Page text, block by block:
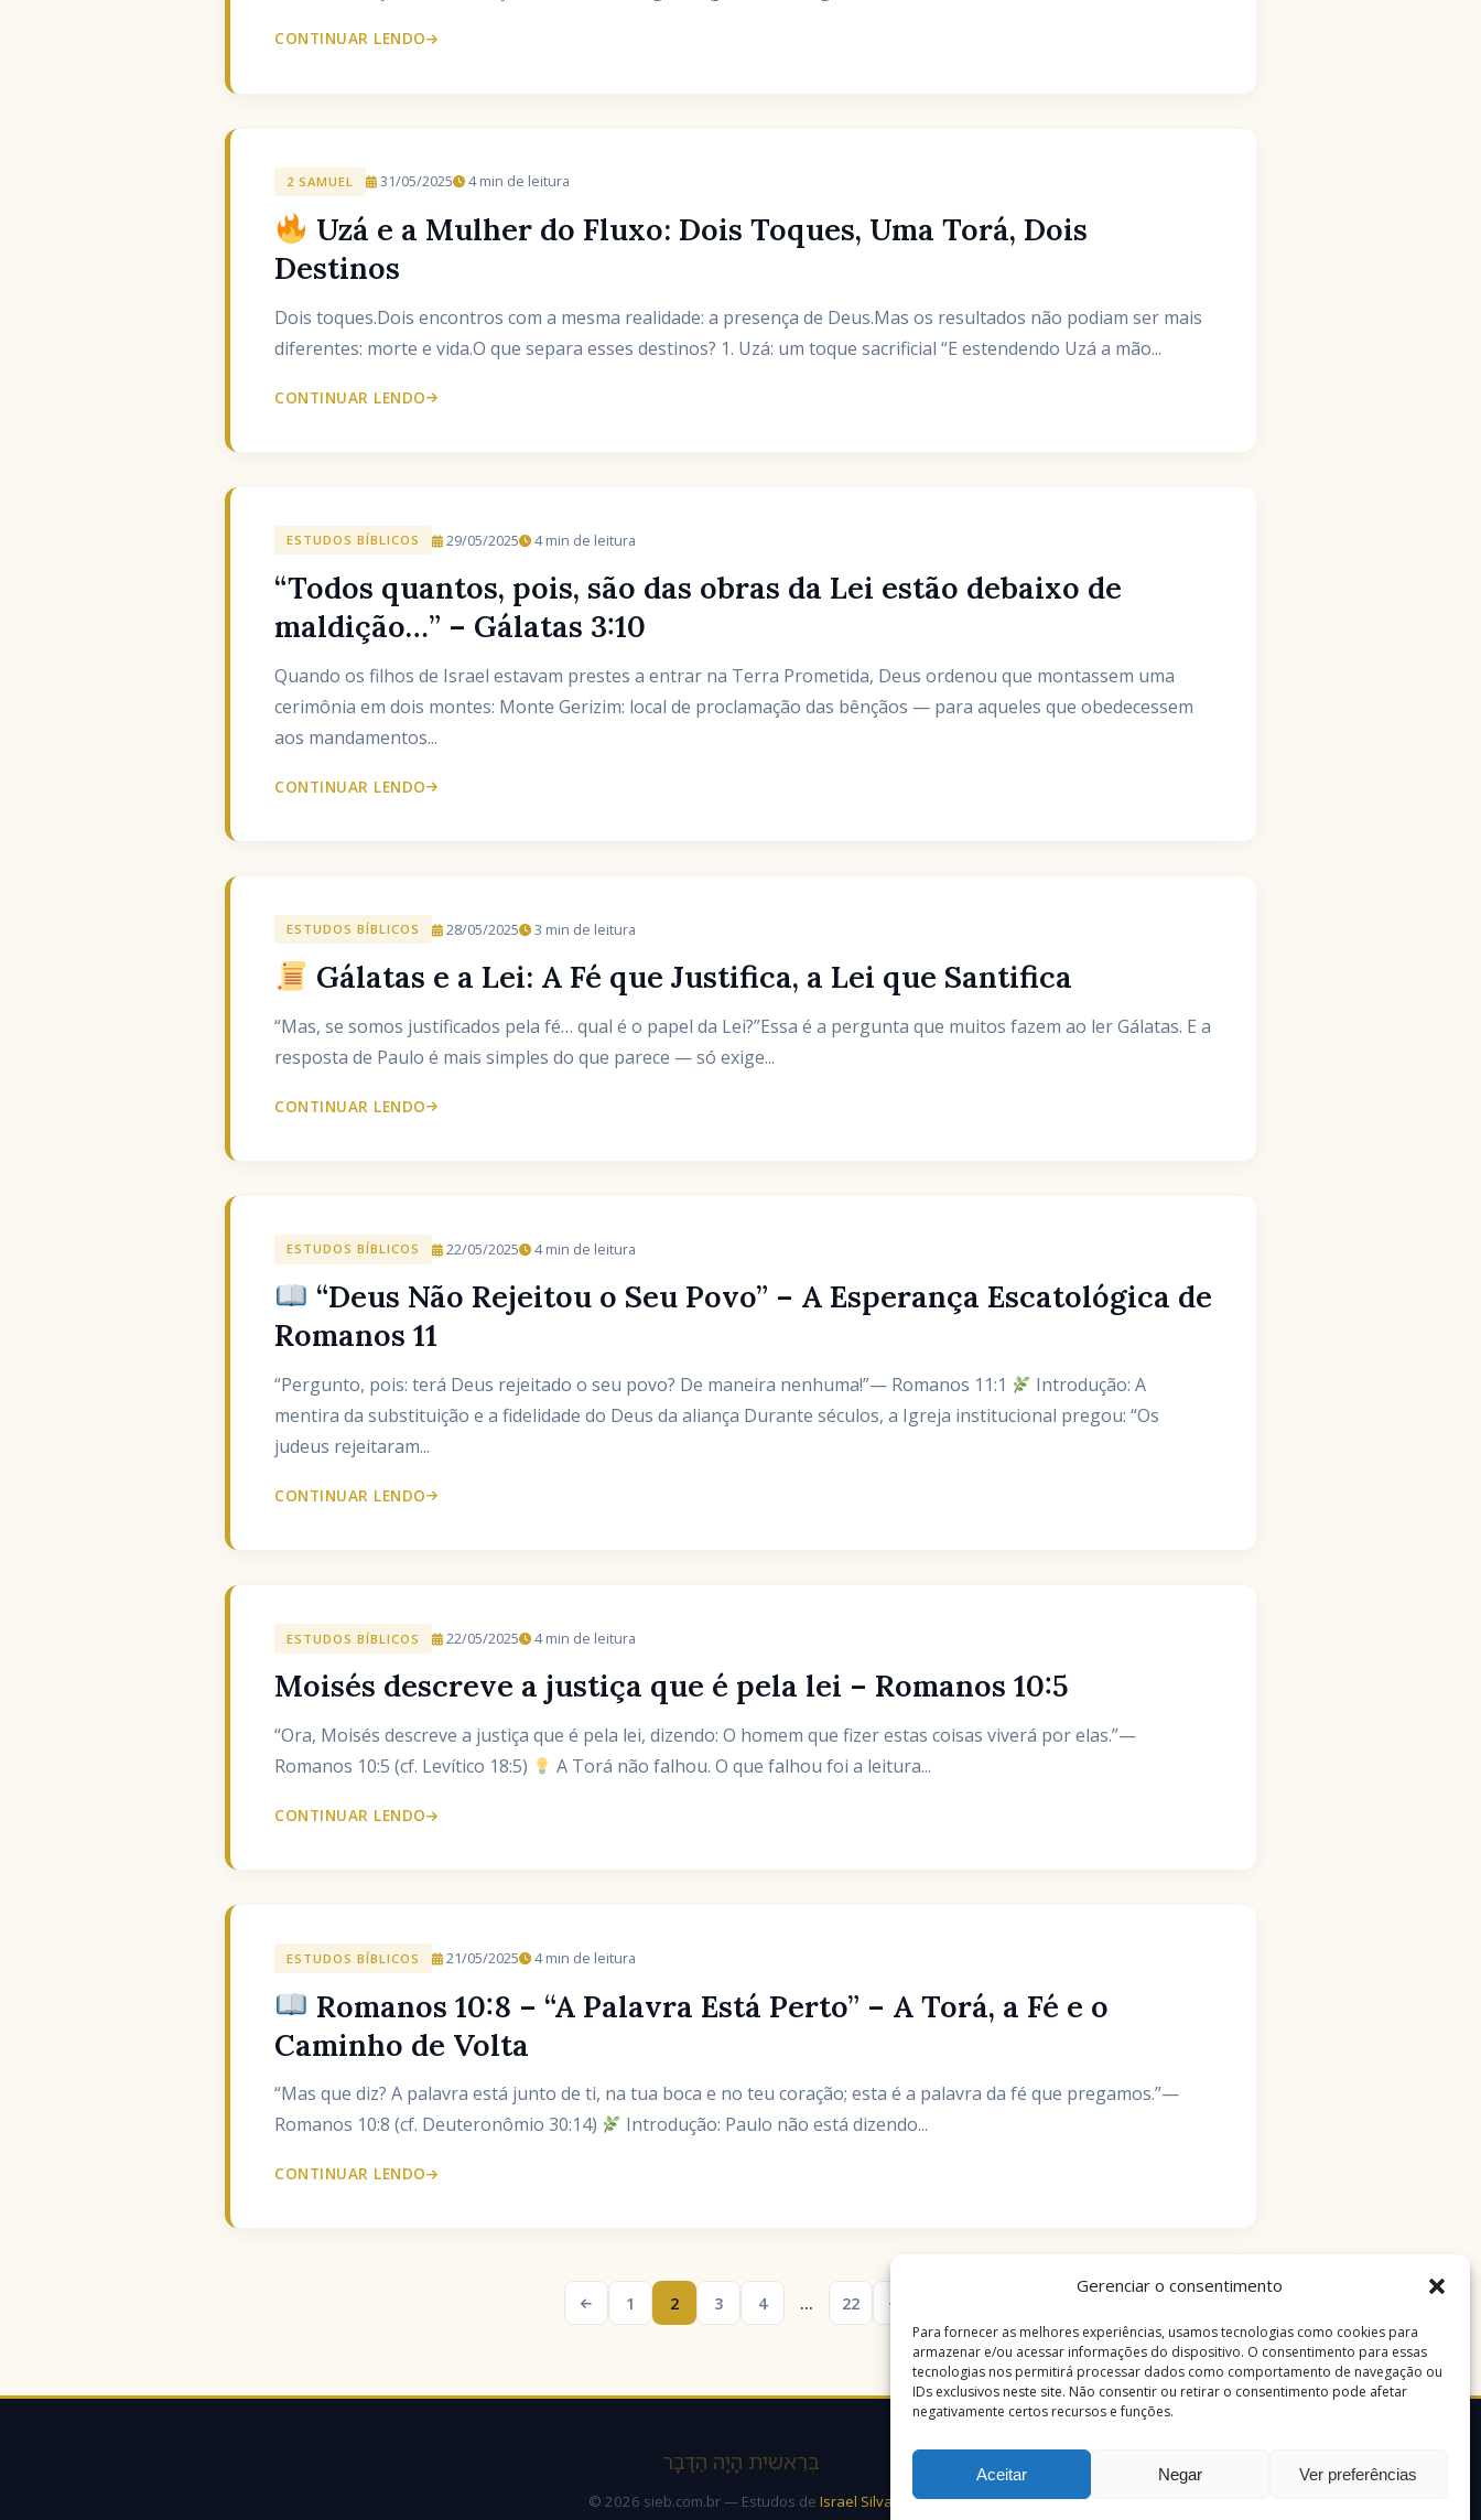
Gerenciar o consentimento
Para fornecer as melhores experiências, usamos tecnologias como cookies para
armazenar e/ou acessar informações do dispositivo. O consentimento para essas
tecnologias nos permitirá processar dados como comportamento de navegação ou
IDs exclusivos neste site. Não consentir ou retirar o consentimento pode afetar
negativamente certos recursos e funções.
Aceitar Negar Ver preferências
CONTINUAR LENDO
2 SAMUEL 31/05/2025 4 min de leitura
Uzá e a Mulher do Fluxo: Dois Toques, Uma Torá, Dois
Destinos
Dois toques.Dois encontros com a mesma realidade: a presença de Deus.Mas os resultados não podiam ser mais
diferentes: morte e vida.O que separa esses destinos? 1. Uzá: um toque sacrificial “E estendendo Uzá a mão...
CONTINUAR LENDO
ESTUDOS BÍBLICOS 29/05/2025 4 min de leitura
“Todos quantos, pois, são das obras da Lei estão debaixo de
maldição…” – Gálatas 3:10
Quando os filhos de Israel estavam prestes a entrar na Terra Prometida, Deus ordenou que montassem uma
cerimônia em dois montes: Monte Gerizim: local de proclamação das bênçãos — para aqueles que obedecessem
aos mandamentos...
CONTINUAR LENDO
ESTUDOS BÍBLICOS 28/05/2025 3 min de leitura
Gálatas e a Lei: A Fé que Justifica, a Lei que Santifica
“Mas, se somos justificados pela fé… qual é o papel da Lei?”Essa é a pergunta que muitos fazem ao ler Gálatas. E a
resposta de Paulo é mais simples do que parece — só exige...
CONTINUAR LENDO
ESTUDOS BÍBLICOS 22/05/2025 4 min de leitura
“Deus Não Rejeitou o Seu Povo” – A Esperança Escatológica de
Romanos 11
“Pergunto, pois: terá Deus rejeitado o seu povo? De maneira nenhuma!”— Romanos 11:1
Introdução: A
mentira da substituição e a fidelidade do Deus da aliança Durante séculos, a Igreja institucional pregou: “Os
judeus rejeitaram...
CONTINUAR LENDO
ESTUDOS BÍBLICOS 22/05/2025 4 min de leitura
Moisés descreve a justiça que é pela lei – Romanos 10:5
“Ora, Moisés descreve a justiça que é pela lei, dizendo: O homem que fizer estas coisas viverá por elas.”—
Romanos 10:5 (cf. Levítico 18:5)
A Torá não falhou. O que falhou foi a leitura...
CONTINUAR LENDO
ESTUDOS BÍBLICOS 21/05/2025 4 min de leitura
Romanos 10:8 – “A Palavra Está Perto” – A Torá, a Fé e o
Caminho de Volta
“Mas que diz? A palavra está junto de ti, na tua boca e no teu coração; esta é a palavra da fé que pregamos.”—
Romanos 10:8 (cf. Deuteronômio 30:14)
Introdução: Paulo não está dizendo...
CONTINUAR LENDO
1 2 3 4 … 22
בְּרֵאשִׁית הָיָה הַדָּבָר
© 2026 sieb.com.br — Estudos de Israel Silva